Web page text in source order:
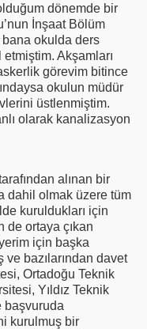
dönemde bir
İnşaat Bölüm
bana okulda ders
Akşamları
görevim bitince
okulun müdür
üstlenmiştim.
olarak kanalizasyon
alınan bir
dahil olmak üzere tüm
kuruldukları için
de ortaya çıkan
için başka
bazılarından davet
Ortadoğu Teknik
Yıldız Teknik
başvuruda
kurulmuş bir